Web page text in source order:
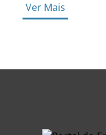
Ver Mais